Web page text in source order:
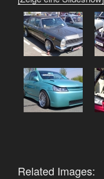
Related Images: